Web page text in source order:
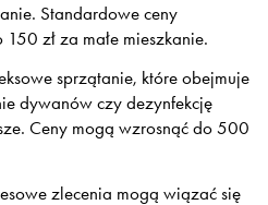
Standardowe ceny
zł za małe mieszkanie.
sprzątanie, które obejmuje
dywanów czy dezynfekcję
Ceny mogą wzrosnąć do 500
zlecenia mogą wiązać się